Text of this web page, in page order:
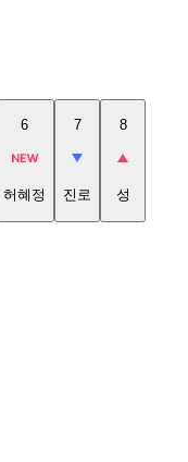
6
허혜정
7
진로
8
성